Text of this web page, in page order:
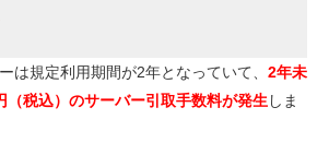
は規定利用期間が2年となっていて、 2年未
（税込）のサーバー引取手数料が発生 しま